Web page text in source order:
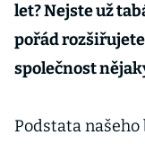
let? Nejste už
pořád
společnost
Podstata